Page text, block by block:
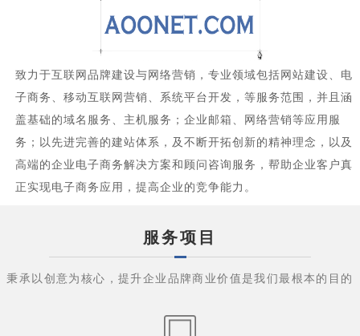
致力于互联网品牌建设与网络营销，专业领域包括网站建设、电
子商务、移动互联网营销、系统平台开发，等服务范围，并且涵
盖基础的域名服务、主机服务；企业邮箱、网络营销等应用服
务；以先进完善的建站体系，及不断开拓创新的精神理念，以及
高端的企业电子商务解决方案和顾问咨询服务，帮助企业客户真
正实现电子商务应用，提高企业的竞争能力。
服务项目
秉承以创意为核心，提升企业品牌商业价值是我们最根本的目的